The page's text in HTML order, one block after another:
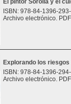
El pintor Sorolla y el
ISBN: 978-84-1396-
Archivo electrónico.
Explorando los
ISBN: 978-84-1396-
Archivo electrónico.